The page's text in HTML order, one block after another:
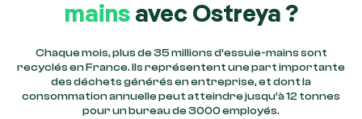
mains avec Ostreya ?
Chaque mois, plus de 35 millions d’essuie-mains sont
recyclés en France. Ils représentent une part importante
des déchets générés en entreprise, et dont la
consommation annuelle peut atteindre jusqu’à 12 tonnes
pour un bureau de 3000 employés.